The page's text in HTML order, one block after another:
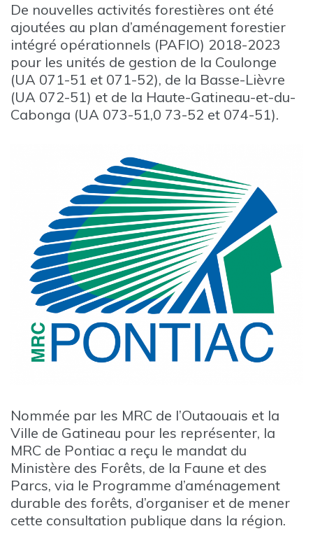
De nouvelles activités forestières ont été
ajoutées au plan d’aménagement forestier
intégré opérationnels (PAFIO) 2018-2023
pour les unités de gestion de la Coulonge
(UA 071-51 et 071-52), de la Basse-Lièvre
(UA 072-51) et de la Haute-Gatineau-et-du-
Cabonga (UA 073-51,0 73-52 et 074-51).
Nommée par les MRC de l’Outaouais et la
Ville de Gatineau pour les représenter, la
MRC de Pontiac a reçu le mandat du
Ministère des Forêts, de la Faune et des
Parcs, via le Programme d’aménagement
durable des forêts, d’organiser et de mener
cette consultation publique dans la région.